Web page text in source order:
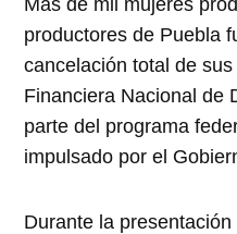
productores de Puebla
cancelación total de
Financiera Nacional de
parte del programa
impulsado por el
Durante la